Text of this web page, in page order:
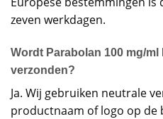
zeven werkdagen.
Wordt Parabolan 100 mg/
verzonden?
Ja. Wij gebruiken neutrale
productnaam of logo op de